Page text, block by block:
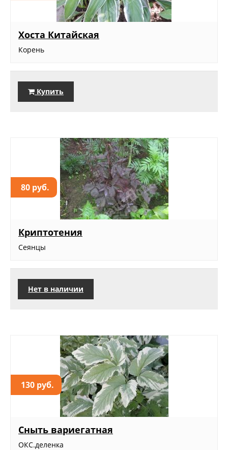
Хоста Китайская
Корень
Купить
80 руб.
Криптотения
Сеянцы
Нет в наличии
130 руб.
Сныть вариегатная
ОКС.деленка